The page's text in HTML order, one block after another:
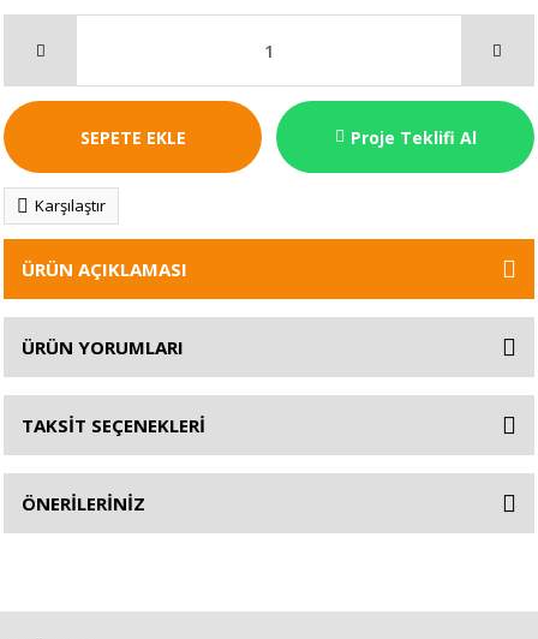
SEPETE EKLE Proje Teklifi Al
Karşılaştır
ÜRÜN AÇIKLAMASI
ÜRÜN YORUMLARI
TAKSİT SEÇENEKLERİ
ÖNERİLERİNİZ